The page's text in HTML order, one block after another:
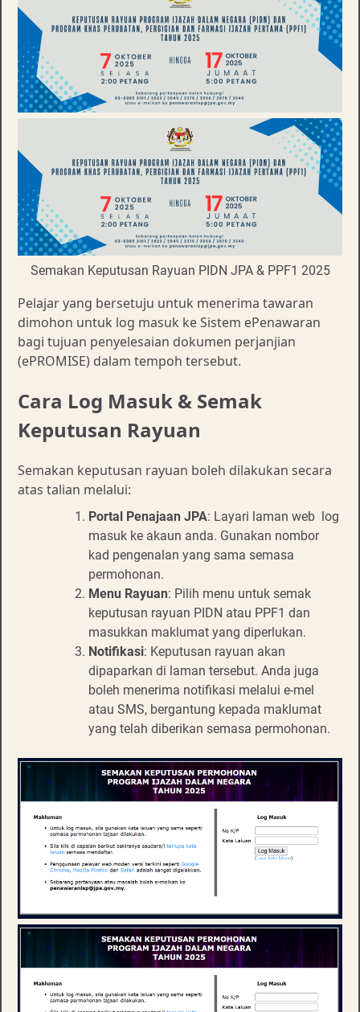
Semakan Keputusan Rayuan PIDN JPA & PPF1 2025
Pelajar yang bersetuju untuk menerima tawaran
dimohon untuk log masuk ke Sistem ePenawaran
bagi tujuan penyelesaian dokumen perjanjian
(ePROMISE) dalam tempoh tersebut.
Cara Log Masuk & Semak
Keputusan Rayuan
Semakan keputusan rayuan boleh dilakukan secara
atas talian melalui:
Portal Penajaan JPA: Layari laman web log
masuk ke akaun anda. Gunakan nombor
kad pengenalan yang sama semasa
permohonan.
Menu Rayuan: Pilih menu untuk semak
keputusan rayuan PIDN atau PPF1 dan
masukkan maklumat yang diperlukan.
Notifikasi: Keputusan rayuan akan
dipaparkan di laman tersebut. Anda juga
boleh menerima notifikasi melalui e-mel
atau SMS, bergantung kepada maklumat
yang telah diberikan semasa permohonan.